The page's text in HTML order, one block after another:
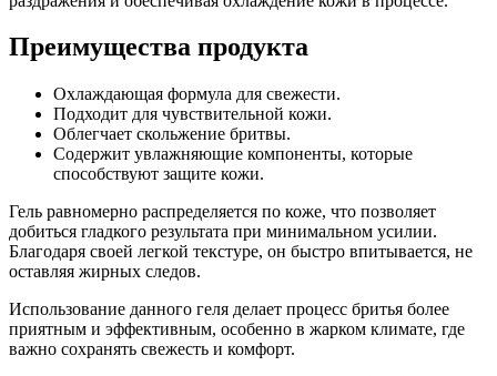
Преимущества продукта
Охлаждающая формула для свежести.
Подходит для чувствительной кожи.
Облегчает скольжение бритвы.
Содержит увлажняющие компоненты, которые
способствуют защите кожи.
Гель равномерно распределяется по коже, что позволяет
добиться гладкого результата при минимальном усилии.
Благодаря своей легкой текстуре, он быстро впитывается, не
оставляя жирных следов.
Использование данного геля делает процесс бритья более
приятным и эффективным, особенно в жарком климате, где
важно сохранять свежесть и комфорт.